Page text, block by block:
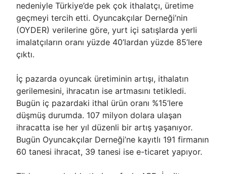
nedeniyle Türkiye’de pek çok ithalatçı, üretime
geçmeyi tercih etti. Oyuncakçılar Derneği’nin
(OYDER) verilerine göre, yurt içi satışlarda yerli
imalatçıların oranı yüzde 40’lardan yüzde 85’lere
çıktı.
İç pazarda oyuncak üretiminin artışı, ithalatın
gerilemesini, ihracatın ise artmasını tetikledi.
Bugün iç pazardaki ithal ürün oranı %15’lere
düşmüş durumda. 107 milyon dolara ulaşan
ihracatta ise her yıl düzenli bir artış yaşanıyor.
Bugün Oyuncakçılar Derneği’ne kayıtlı 191 firmanın
60 tanesi ihracat, 39 tanesi ise e-ticaret yapıyor.